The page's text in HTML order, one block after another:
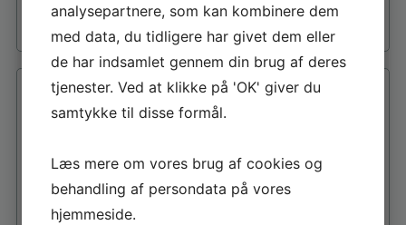
analysepartnere, som kan kombinere dem
med data, du tidligere har givet dem eller
de har indsamlet gennem din brug af deres
tjenester. Ved at klikke på 'OK' giver du
samtykke til disse formål.
Læs mere om vores brug af cookies og
behandling af persondata på vores
hjemmeside.